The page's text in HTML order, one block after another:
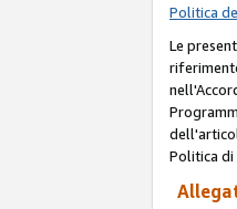
Politica
Le
Politica di